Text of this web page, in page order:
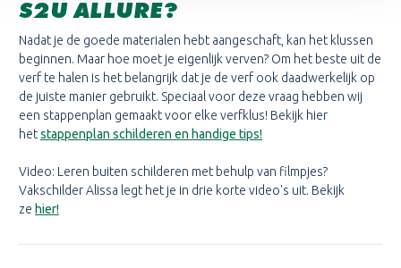
S2U ALLURE?
Nadat je de goede materialen hebt aangeschaft, kan het klussen
beginnen. Maar hoe moet je eigenlijk verven? Om het beste uit de
verf te halen is het belangrijk dat je de verf ook daadwerkelijk op
de juiste manier gebruikt. Speciaal voor deze vraag hebben wij
een stappenplan gemaakt voor elke verfklus! Bekijk hier
hetstappenplan schilderen en handige tips!
Video: Leren buiten schilderen met behulp van filmpjes?
Vakschilder Alissa legt het je in drie korte video's uit. Bekijk
ze hier!